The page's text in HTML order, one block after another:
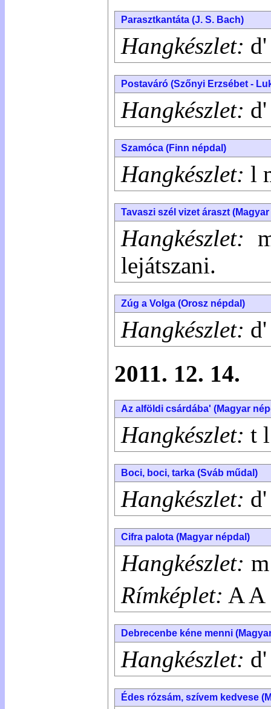
Parasztkantáta (J. S. Bach)
Hangkészlet:
Postaváró (Szőnyi Erzsébet -
Hangkészlet:
Szamóca (Finn népdal)
Hangkészlet: l
Tavaszi szél vizet áraszt
Hangkészlet:
lejátszani.
Zúg a Volga (Orosz népdal)
Hangkészlet:
2011. 12. 14.
Az alföldi csárdába' (Magyar
Hangkészlet: t
Boci, boci, tarka (Sváb műdal)
Hangkészlet:
Cifra palota (Magyar népdal)
Hangkészlet:
Rímképlet: A
Debrecenbe kéne menni
Hangkészlet:
Édes rózsám, szívem kedvese